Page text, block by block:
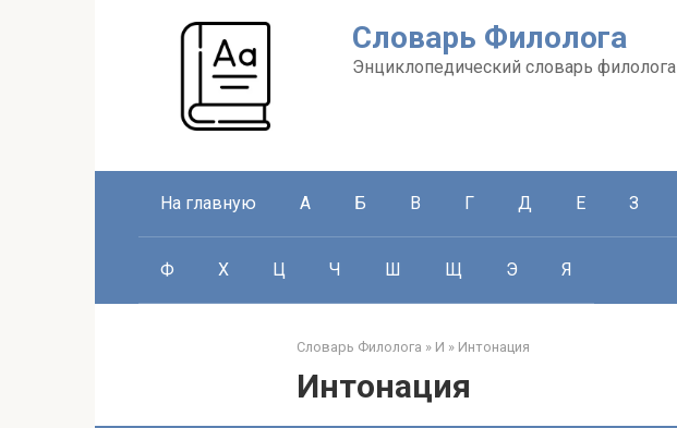
Словарь Филолога
Энциклопедический словарь филолога
На главную А Б В Г Д Е З
Ф Х Ц Ч Ш Щ Э Я
Словарь Филолога » И » Интонация
Интонация